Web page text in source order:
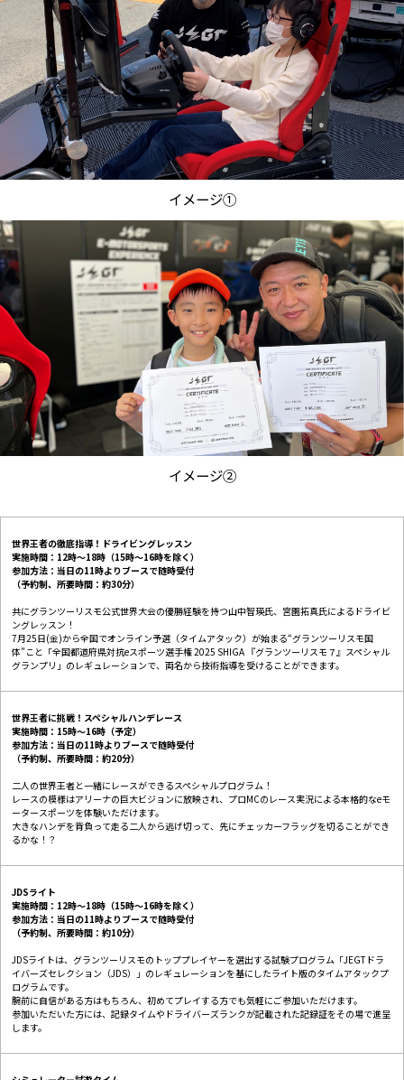
イメージ①
イメージ②
世界王者の徹底指導！ドライビングレッスン
実施時間：12時〜18時（15時〜16時を除く）
参加方法：当日の11時よりブースで随時受付
（予約制、所要時間：約30分）
共にグランツーリスモ公式世界大会の優勝経験を持つ山中智瑛氏、宮園拓真氏によるドライビ
ングレッスン！
7月25日(金)から全国でオンライン予選（タイムアタック）が始まる“グランツーリスモ国
体”こと「全国都道府県対抗eスポーツ選手権 2025 SHIGA 『グランツーリスモ７』スペシャル
グランプリ」のレギュレーションで、両名から技術指導を受けることができます。
世界王者に挑戦！スペシャルハンデレース
実施時間：15時〜16時（予定）
参加方法：当日の11時よりブースで随時受付
（予約制、所要時間：約20分）
二人の世界王者と一緒にレースができるスペシャルプログラム！
レースの模様はアリーナの巨大ビジョンに放映され、プロMCのレース実況による本格的なeモ
ータースポーツを体験いただけます。
大きなハンデを背負って走る二人から逃げ切って、先にチェッカーフラッグを切ることができ
るかな！？
JDSライト
実施時間：12時〜18時（15時〜16時を除く）
参加方法：当日の11時よりブースで随時受付
（予約制、所要時間：約10分）
JDSライトは、グランツーリスモのトッププレイヤーを選出する試験プログラム「JEGTドラ
イバーズセレクション（JDS）」のレギュレーションを基にしたライト版のタイムアタックプ
ログラムです。
腕前に自信がある方はもちろん、初めてプレイする方でも気軽にご参加いただけます。
参加いただいた方には、記録タイムやドライバーズランクが記載された記録証をその場で進呈
します。